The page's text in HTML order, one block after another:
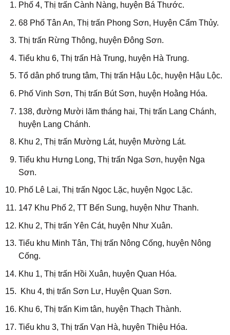
Phố 4, Thị trấn Cành Nàng, huyện Bá Thước.
68 Phố Tân An, Thị trấn Phong Sơn, Huyện Cẩm Thủy.
Thị trấn Rừng Thông, huyện Đông Sơn.
Tiểu khu 6, Thị trấn Hà Trung, huyện Hà Trung.
Tổ dân phố trung tâm, Thị trấn Hậu Lộc, huyện Hậu Lộc.
Phố Vinh Sơn, Thị trấn Bút Sơn, huyện Hoằng Hóa.
138, đường Mười lăm tháng hai, Thị trấn Lang Chánh,
huyện Lang Chánh.
Khu 2, Thị trấn Mường Lát, huyện Mường Lát.
Tiểu khu Hưng Long, Thị trấn Nga Sơn, huyện Nga
Sơn.
Phố Lê Lai, Thị trấn Ngọc Lặc, huyện Ngọc Lặc.
147 Khu Phố 2, TT Bến Sung, huyện Như Thanh.
Khu 2, Thị trấn Yên Cát, huyện Như Xuân.
Tiểu khu Minh Tân, Thị trấn Nông Cống, huyện Nông
Cống.
Khu 1, Thị trấn Hồi Xuân, huyện Quan Hóa.
Khu 4, thị trấn Sơn Lư, Huyện Quan Sơn.
Khu 6, Thị trấn Kim tân, huyện Thạch Thành.
Tiểu khu 3, Thị trấn Vạn Hà, huyện Thiệu Hóa.